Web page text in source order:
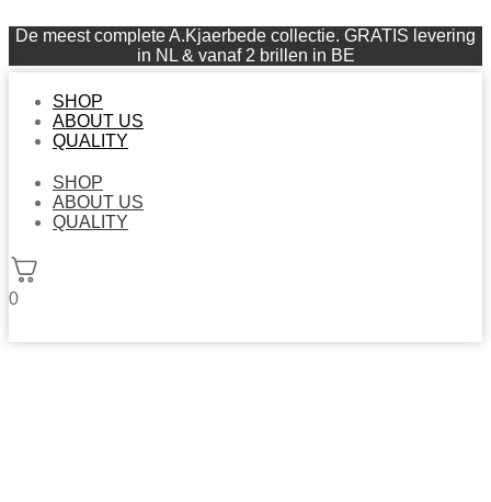
De meest complete A.Kjaerbede collectie. GRATIS levering
in NL & vanaf 2 brillen in BE
SHOP
ABOUT US
QUALITY
SHOP
ABOUT US
QUALITY
0